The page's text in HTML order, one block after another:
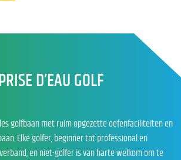
D’EAU GOLF
golfbaan met ruim opgezette oefenfaciliteiten en
Elke golfer, beginner tot professional en
en niet-golfer is van harte welkom om te